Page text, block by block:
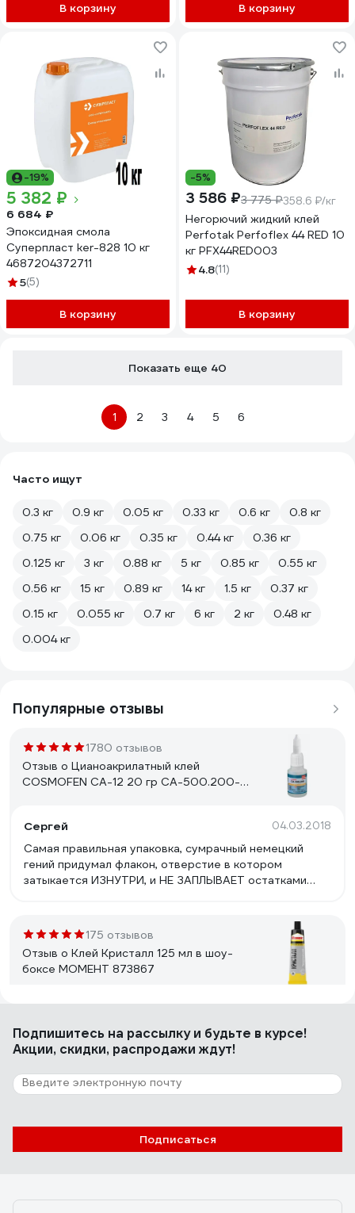
В корзину В корзину
-19%
5 382 ₽
6 684 ₽
Эпоксидная смола
Суперпласт ker-828 10 кг
4687204372711
5(5)
В корзину
-5%
3 586 ₽3 775 ₽358.6 ₽/кг
Негорючий жидкий клей
Perfotak Perfoflex 44 RED 10
кг PFX44RED003
4.8(11)
В корзину
Показать еще 40
1 2 3 4 5 6
Часто ищут
0.3 кг 0.9 кг 0.05 кг 0.33 кг 0.6 кг
0.8 кг
0.75 кг
0.06 кг 0.35 кг 0.44 кг
0.36 кг
0.125 кг
3 кг 0.88 кг 5 кг 0.85 кг
0.55 кг
0.56 кг
15 кг 0.89 кг 14 кг 1.5 кг
0.37 кг
0.15 кг
0.055 кг 0.7 кг 6 кг 2 кг
0.48 кг
0.004 кг
Популярные отзывы
1780 отзывов
Отзыв о Цианоакрилатный клей
COSMOFEN CA-12 20 гр CA-500.200-
Сергей
04.03.2018
Самая правильная упаковка, сумрачный немецкий
гений придумал флакон, отверстие в котором
затыкается ИЗНУТРИ, и НЕ ЗАПЛЫВАЕТ остатками
положил на полочку. Состав клея качественный,
хорошо все держит.
175 отзывов
Отзыв о Клей Кристалл 125 мл в шоу-
боксе МОМЕНТ 873867
Мне нравится
68 отзывов
Work PUR универсальный 540 гр 56858
Подпишитесь на рассылкуи будьте в курсе!
Акции, скидки, распродажи ждут!
Подписаться